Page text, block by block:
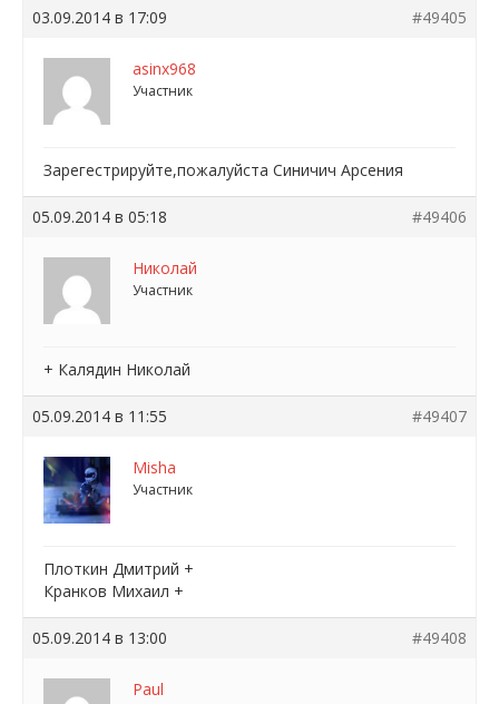
03.09.2014 в 17:09 #49405
asinx968
Участник
Зарегестрируйте,пожалуйста Синичич Арсения
05.09.2014 в 05:18 #49406
Николай
Участник
+ Калядин Николай
05.09.2014 в 11:55 #49407
Misha
Участник
Плоткин Дмитрий +
Кранков Михаил +
05.09.2014 в 13:00 #49408
Paul